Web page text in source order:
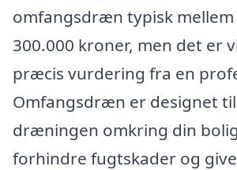
omfangsdræn typisk mellem
300.000 kroner, men det er
præcis vurdering fra en
Omfangsdræn er designet
dræningen omkring din
forhindre fugtskader og